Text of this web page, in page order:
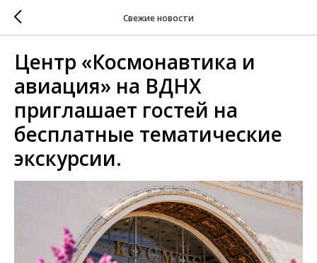
Свежие новости
Центр «Космонавтика и
авиация» на ВДНХ
приглашает гостей на
бесплатные тематические
экскурсии.